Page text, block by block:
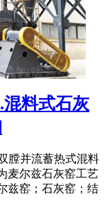
混料式石灰
膛并流蓄热式混料
麦尔兹石灰窑工艺
兹窑；石灰窑；结